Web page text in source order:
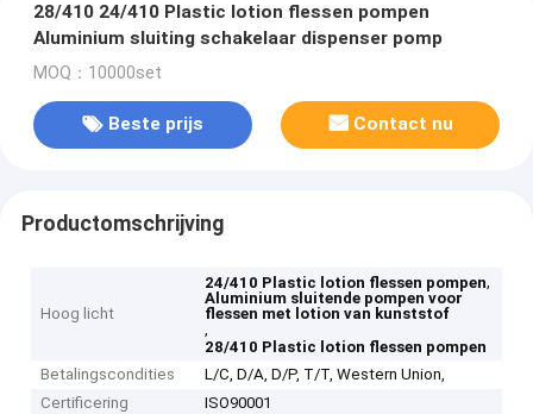
28/410 24/410 Plastic lotion flessen pompen
Aluminium sluiting schakelaar dispenser pomp
MOQ：10000set
Beste prijs Contact nu
Productomschrijving
Hoog licht
24/410 Plastic lotion flessen pompen,
Aluminium sluitende pompen voor
flessen met lotion van kunststof
,
28/410 Plastic lotion flessen pompen
Betalingscondities
L/C, D/A, D/P, T/T, Western Union,
Certificering
ISO90001